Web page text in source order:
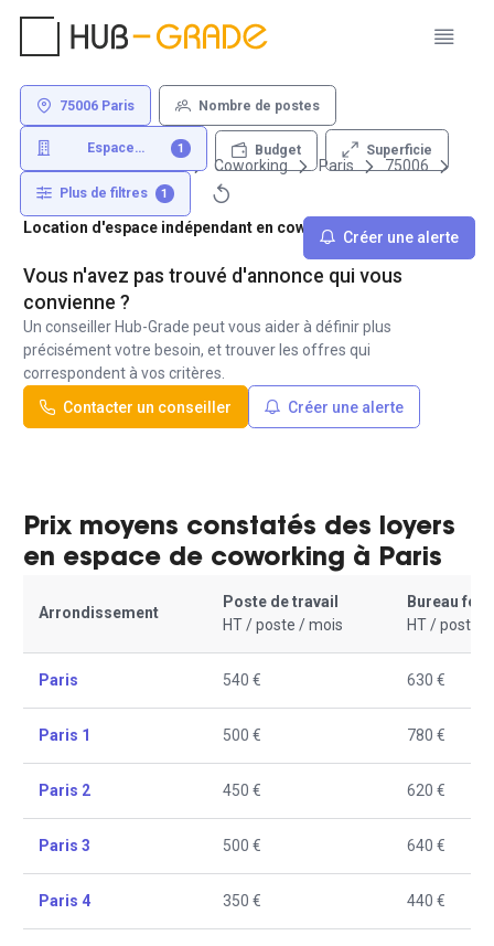
75006 Paris Nombre de postes
Espace
1 Budget Superficie
Plus de filtres 1
Créer une alerte
Coworking Paris 75006
Location d'espace indépendant en coworking - 75006 Paris
Vous n'avez pas trouvé d'annonce qui vous
convienne ?
Un conseiller Hub-Grade peut vous aider à définir plus
précisément votre besoin, et trouver les offres qui
correspondent à vos critères.
Contacter un conseiller
Créer une alerte
Prix moyens constatés des loyers
en espace de coworking à Paris
Arrondissement
Poste de travail
HT / poste / mois
Bureau
HT / poste /
Paris 540 € 630 €
Paris 1 500 € 780 €
Paris 2 450 € 620 €
Paris 3 500 € 640 €
Paris 4 350 € 440 €